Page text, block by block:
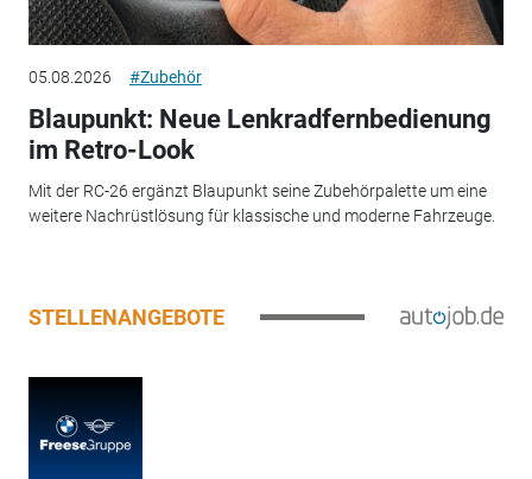
05.08.2026 #Zubehör
Blaupunkt: Neue Lenkradfernbedienung
im Retro-Look
Mit der RC-26 ergänzt Blaupunkt seine Zubehörpalette um eine
weitere Nachrüstlösung für klassische und moderne Fahrzeuge.
STELLENANGEBOTE